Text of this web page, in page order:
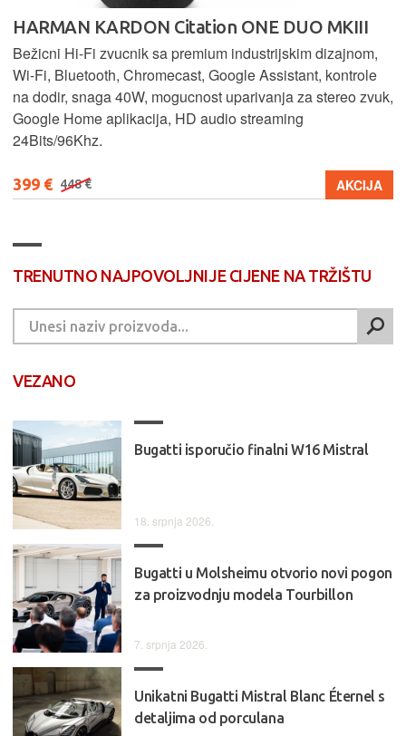
FALCON ACOUSTICS M10
Kompaktni 2-smjerni Hi-Fi monitor s 5" Falcon B110 bas
jedinicom i SEAS visokotoncem pruža prirodan, detaljan
zvuk i širok frekvencijski raspon od 40 Hz do 25 kHz.
Elegantna završna obrada u prirodnom drvenom furniru.
1.979 € 2.999 € AKCIJA
TRENUTNO NAJPOVOLJNIJE CIJENE NA TRŽIŠTU
VEZANO
Bugatti isporučio finalni W16 Mistral
18. srpnja 2026.
Bugatti u Molsheimu otvorio novi pogon
za proizvodnju modela Tourbillon
7. srpnja 2026.
Unikatni Bugatti Mistral Blanc Éternel s
detaljima od porculana